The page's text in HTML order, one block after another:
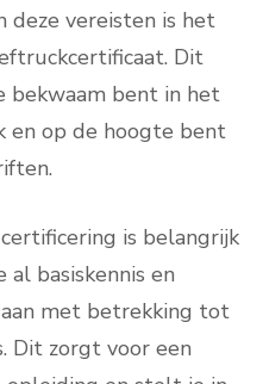
deze vereisten is het
Dit
bekwaam bent in het
en op de hoogte bent
is belangrijk
basiskennis en
met betrekking tot
Dit zorgt voor een